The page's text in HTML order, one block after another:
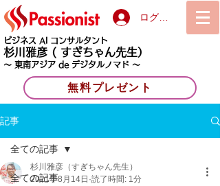
ログイン
ビジネス AI コンサルタント
杉川雅彦 ( すぎちゃん先生）
〜 東南アジア de デジタルノマド 〜
無料プレゼント
記事
全ての記事
全ての記事
杉川雅彦（すぎちゃん先生）
2021年8月14日 読了時間: 1分